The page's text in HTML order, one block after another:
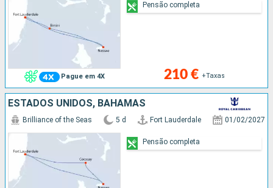
Pague em 4X 210 € +Taxas
Pensão completa
ESTADOS UNIDOS, BAHAMAS
Brilliance of the Seas 5 d Fort Lauderdale 01/02/2027
Pensão completa